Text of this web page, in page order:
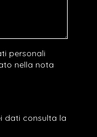
personali
nella nota
dati consulta la